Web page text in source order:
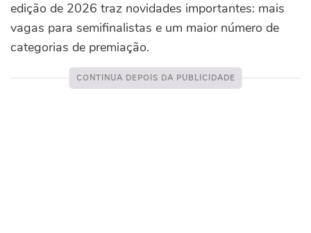
edição de 2026 traz novidades importantes: mais
vagas para semifinalistas e um maior número de
categorias de premiação.